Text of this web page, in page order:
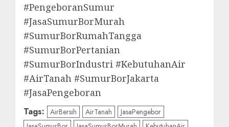
#PengeboranSumur
#JasaSumurBorMurah
#SumurBorRumahTangga
#SumurBorPertanian
#SumurBorIndustri #KebutuhanAir
#AirTanah #SumurBorJakarta
#JasaPengeboran
Tags: AirBersih AirTanah
JasaPengebor